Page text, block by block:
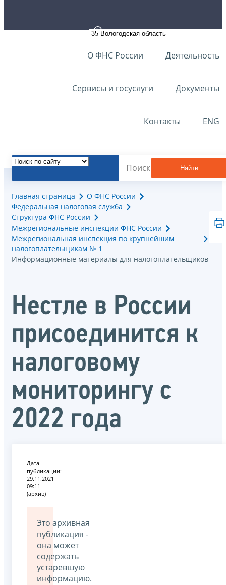
О ФНС России Деятельность
Сервисы и госуслуги Документы
Контакты ENG
Найти
Главная страница
О ФНС России
Федеральная налоговая служба
Структура ФНС России
Межрегиональные инспекции ФНС России
Межрегиональная инспекция по крупнейшим
налогоплательщикам № 1
Информационные материалы для налогоплательщиков
Нестле в России
присоединится к
налоговому
мониторингу с
2022 года
Дата
публикации:
29.11.2021
09:11
(архив)
Это архивная
публикация -
она может
содержать
устаревшую
информацию.